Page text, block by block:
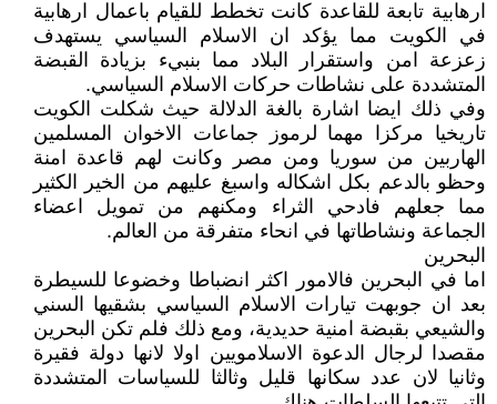
ارهابية تابعة للقاعدة كانت تخطط للقيام باعمال ارهابية
في الكويت مما يؤكد ان الاسلام السياسي يستهدف
زعزعة امن واستقرار البلاد مما بنبيء بزيادة القبضة
المتشددة على نشاطات حركات الاسلام السياسي.
وفي ذلك ايضا اشارة بالغة الدلالة حيث شكلت الكويت
تاريخيا مركزا مهما لرموز جماعات الاخوان المسلمين
الهاربين من سوريا ومن مصر وكانت لهم قاعدة امنة
وحظو بالدعم بكل اشكاله واسبغ عليهم من الخير الكثير
مما جعلهم فادحي الثراء ومكنهم من تمويل اعضاء
الجماعة ونشاطاتها في انحاء متفرقة من العالم.
البحرين
اما في البحرين فالامور اكثر انضباطا وخضوعا للسيطرة
بعد ان جوبهت تيارات الاسلام السياسي بشقيها السني
والشيعي بقبضة امنية حديدية، ومع ذلك فلم تكن البحرين
مقصدا لرجال الدعوة الاسلامويين اولا لانها دولة فقيرة
وثانيا لان عدد سكانها قليل وثالثا للسياسات المتشددة